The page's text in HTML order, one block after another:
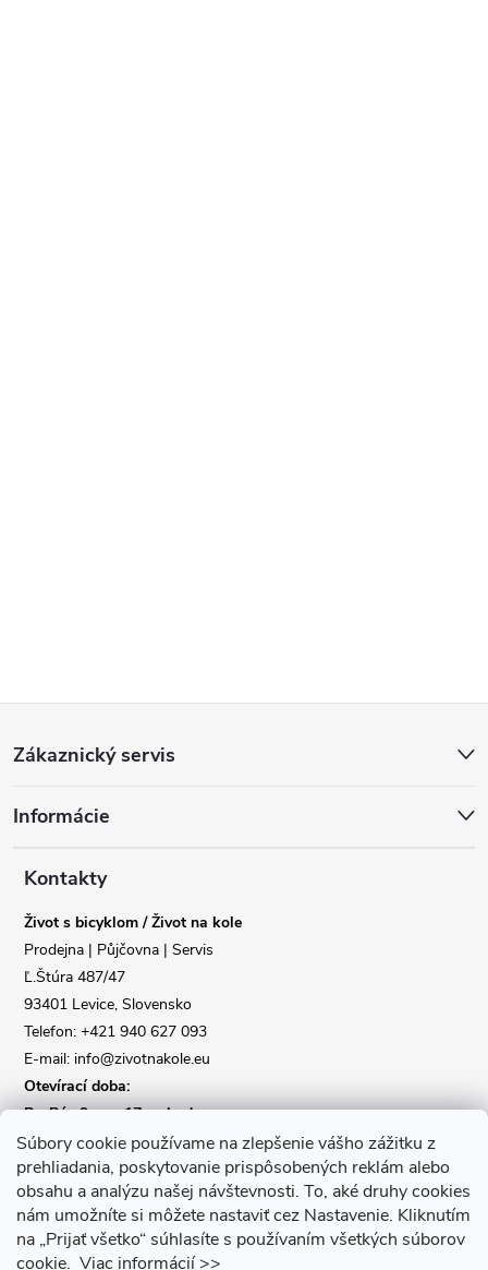
Súbory cookie používame na zlepšenie vášho zážitku z
prehliadania, poskytovanie prispôsobených reklám alebo
obsahu a analýzu našej návštevnosti. To, aké druhy cookies
nám umožníte si môžete nastaviť cez Nastavenie. Kliknutím
na „Prijať všetko“ súhlasíte s používaním všetkých súborov
cookie. Viac informácií >>
p
Zákaznický servis
Informácie
Kontakty
Život s bicyklom / Život na kole
Prodejna | Půjčovna | Servis
Ľ.Štúra 487/47
93401 Levice, Slovensko
Telefon: +421 940 627 093
E-mail: info@zivotnakole.eu
Otevírací doba:
Po-Pá : 9,oo - 17,oo hod
So : 9,oo - 12,oo | Ne : Zavřeno
Kontaktní formulář